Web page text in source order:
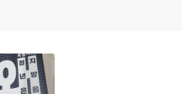
가능지수 - 다른 규정이 다른 현실을 만든다
을 이기려 하지 말자
트 압축도시 - 시간을 돌려주는 정치